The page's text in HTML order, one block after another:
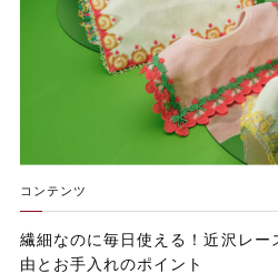
コンテンツ
繊細なのに毎日使える！近沢レー
由とお手入れのポイント